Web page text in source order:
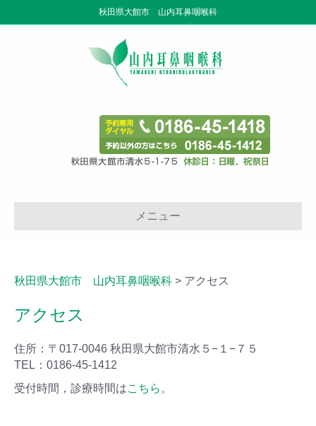
秋田県大館市 山内耳鼻咽喉科
メニュー
秋田県大館市 山内耳鼻咽喉科 > アクセス
アクセス
住所：〒017-0046 秋田県大館市清水５−１−７５
TEL：0186-45-1412
受付時間，診療時間はこちら。